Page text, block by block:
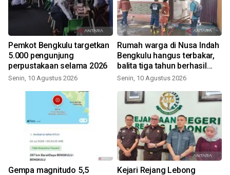
Pemkot Bengkulu targetkan
5.000 pengunjung
perpustakaan selama 2026
Senin, 10 Agustus 2026
Rumah warga di Nusa Indah
Bengkulu hangus terbakar,
balita tiga tahun berhasil
diselamatkan
Senin, 10 Agustus 2026
Gempa magnitudo 5,5 Kejari Rejang Lebong